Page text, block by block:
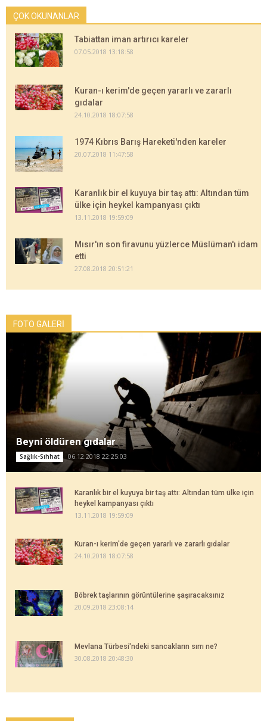
ÇOK OKUNANLAR
Tabiattan iman artırıcı kareler
07.05.2018 13:18:58
Kuran-ı kerim'de geçen yararlı ve zararlı
gıdalar
24.10.2018 18:07:58
1974 Kıbrıs Barış Hareketi'nden kareler
20.07.2018 11:47:58
Karanlık bir el kuyuya bir taş attı: Altından tüm
ülke için heykel kampanyası çıktı
13.11.2018 19:59:09
Mısır'ın son firavunu yüzlerce Müslüman'ı idam
etti
27.08.2018 20:51:21
FOTO GALERİ
Beyni öldüren gıdalar
Sağlık-Sıhhat 06.12.2018 22:25:03
Karanlık bir el kuyuya bir taş attı: Altından tüm ülke için
heykel kampanyası çıktı
13.11.2018 19:59:09
Kuran-ı kerim'de geçen yararlı ve zararlı gıdalar
24.10.2018 18:07:58
Böbrek taşlarının görüntülerine şaşıracaksınız
20.09.2018 23:08:14
Mevlana Türbesi'ndeki sancakların sırrı ne?
30.08.2018 20:48:30